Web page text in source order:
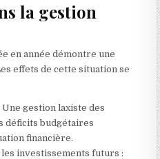
la gestion
en année démontre une
effets de cette situation se
gestion laxiste des
déficits budgétaires
financière.
investissements futurs :